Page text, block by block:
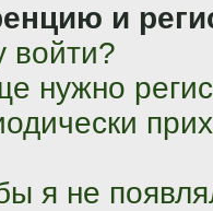
и
войти?
нужно
я не